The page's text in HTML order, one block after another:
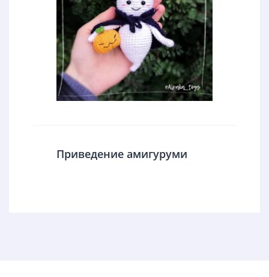
Приведение амигуруми